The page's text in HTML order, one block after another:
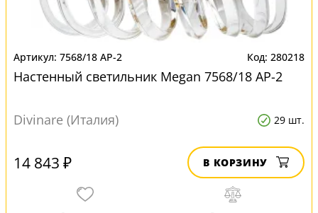
7568/18 AP-2 280218
Настенный светильник Megan 7568/18 AP-2
Divinare (Италия) 29 шт.
14 843 ₽ В КОРЗИНУ